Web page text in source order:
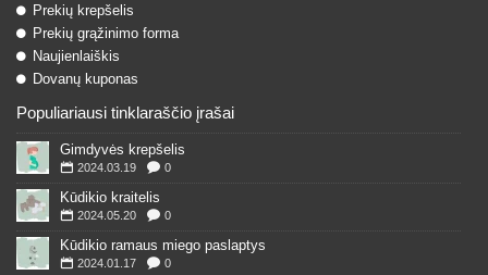
Prekių krepšelis
Prekių grąžinimo forma
Naujienlaiškis
Dovanų kuponas
Populiariausi tinklaraščio įrašai
Gimdyvės krepšelis
2024.03.19 0
Kūdikio kraitelis
2024.05.20 0
Kūdikio ramaus miego paslaptys
2024.01.17 0